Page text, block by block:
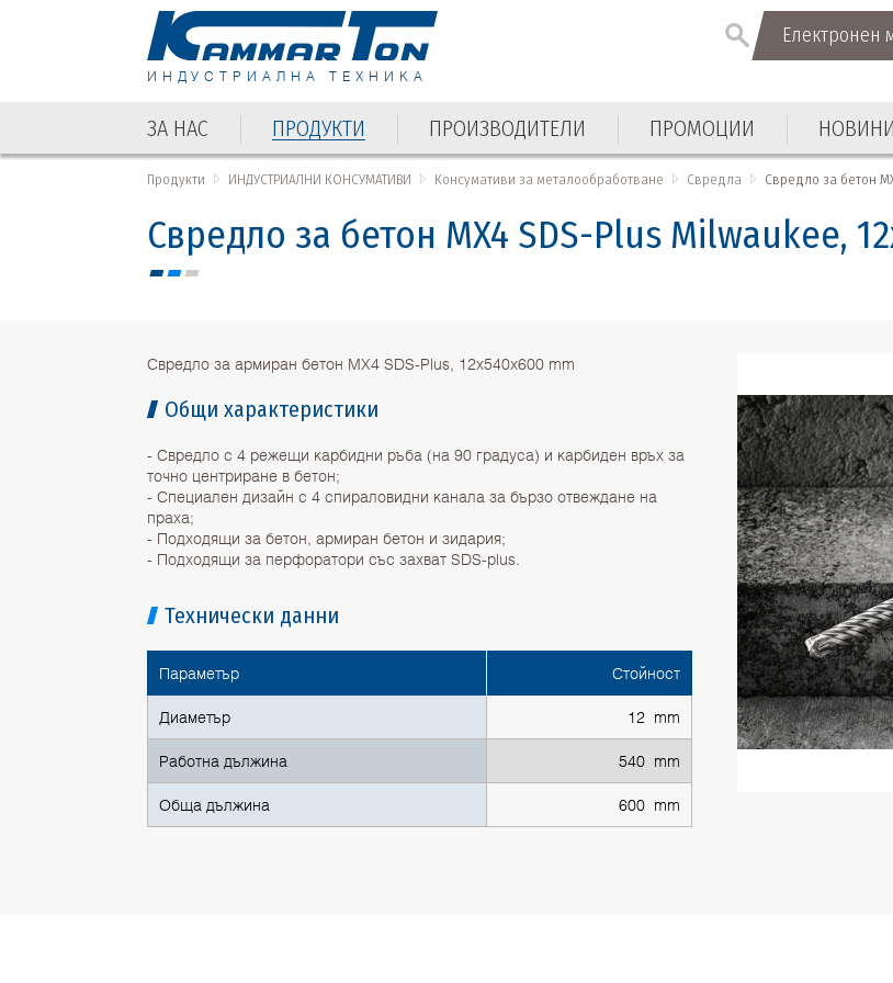
ИНДУСТРИАЛНА ТЕХНИКА
Електронен
ЗА НАС ПРОДУКТИ ПРОИЗВОДИТЕЛИ ПРОМОЦИИ НОВИНИ
Електронен
ЗА НАС ПРОДУКТИ
Продукти ИНДУСТРИАЛНИ КОНСУМАТИВИ Консумативи за металообработване Свредла Свредло за бетон
Свредло за бетон МX4 SDS-Plus Milwaukee,
Свредло за армиран бетон МX4 SDS-Plus, 12x540x600 mm
Общи характеристики
- Свредло с 4 режещи карбидни ръба (на 90 градуса) и карбиден връх за
точно центриране в бетон;
- Специален дизайн с 4 спираловидни канала за бързо отвеждане на
праха;
- Подходящи за бетон, армиран бетон и зидария;
- Подходящи за перфоратори със захват SDS-plus.
Технически данни
Параметър Стойност
Диаметър 12 mm
Работна дължина 540 mm
Обща дължина 600 mm